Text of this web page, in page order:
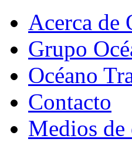
Acerca de
Grupo
Océano
Contacto
Medios